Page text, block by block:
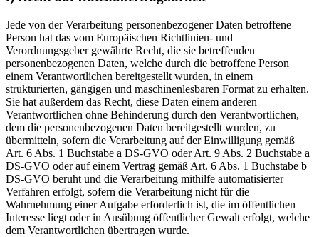
Jede von der Verarbeitung personenbezogener Daten betroffene
Person hat das vom Europäischen Richtlinien- und
Verordnungsgeber gewährte Recht, die sie betreffenden
personenbezogenen Daten, welche durch die betroffene Person
einem Verantwortlichen bereitgestellt wurden, in einem
strukturierten, gängigen und maschinenlesbaren Format zu erhalten.
Sie hat außerdem das Recht, diese Daten einem anderen
Verantwortlichen ohne Behinderung durch den Verantwortlichen,
dem die personenbezogenen Daten bereitgestellt wurden, zu
übermitteln, sofern die Verarbeitung auf der Einwilligung gemäß
Art. 6 Abs. 1 Buchstabe a DS-GVO oder Art. 9 Abs. 2 Buchstabe a
DS-GVO oder auf einem Vertrag gemäß Art. 6 Abs. 1 Buchstabe b
DS-GVO beruht und die Verarbeitung mithilfe automatisierter
Verfahren erfolgt, sofern die Verarbeitung nicht für die
Wahrnehmung einer Aufgabe erforderlich ist, die im öffentlichen
Interesse liegt oder in Ausübung öffentlicher Gewalt erfolgt, welche
dem Verantwortlichen übertragen wurde.